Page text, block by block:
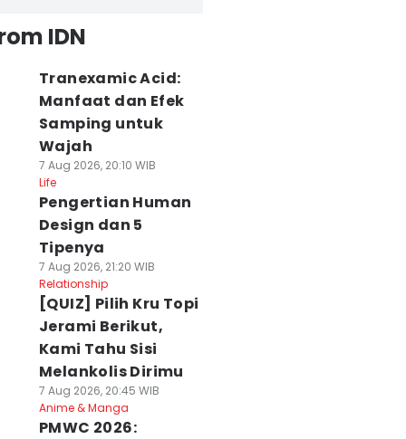
IDN
Tranexamic Acid:
Manfaat dan Efek
Samping untuk
Wajah
7 Aug 2026, 20:10 WIB
Life
Pengertian Human
Design dan 5
Tipenya
7 Aug 2026, 21:20 WIB
Relationship
[QUIZ] Pilih Kru Topi
Jerami Berikut,
Kami Tahu Sisi
Melankolis Dirimu
7 Aug 2026, 20:45 WIB
Anime & Manga
PMWC 2026: